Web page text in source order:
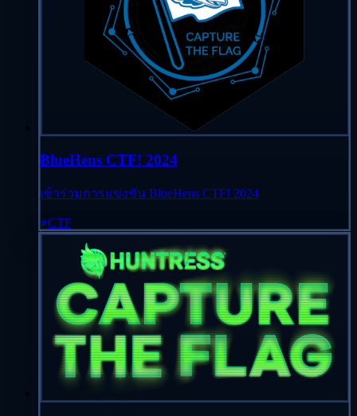
BlueHens CTF! 2024
เข้าร่วมการแข่งขัน BlueHens CTF! 2024
CTF